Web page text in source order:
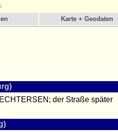
Karte + Geodaten
der Straße später